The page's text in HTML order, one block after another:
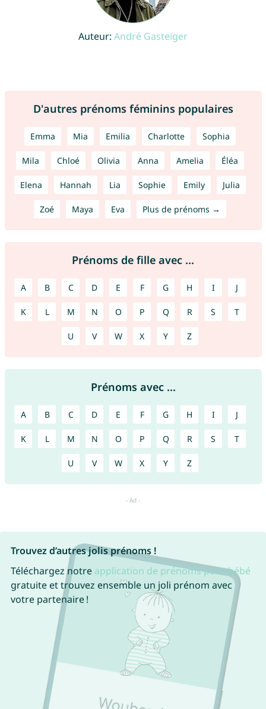
Auteur: André Gasteiger
D'autres prénoms féminins populaires
Emma Mia Emilia Charlotte Sophia
Mila Chloé Olivia Anna Amelia Éléa
Elena Hannah Lia Sophie Emily Julia
Zoé Maya Eva Plus de prénoms →
Prénoms de fille avec ...
A B C D E F G H I J
K L M N O P Q R S T
U V W X Y Z
Prénoms avec ...
A B C D E F G H I J
K L M N O P Q R S T
U V W X Y Z
Trouvez d’autres jolis prénoms !
Téléchargez notre application de prénoms pour bébé
gratuite et trouvez ensemble un joli prénom avec
votre partenaire !